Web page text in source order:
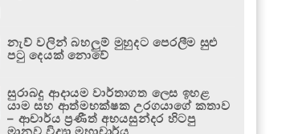
නැව් වලින් බහලුම් මුහුදට පෙරලීම සුළු
පටු දෙයක් නොවේ
සුරාබදු ආදායම වාර්තාගත ලෙස ඉහළ
යාම සහ ආත්මභක්ෂක උරගයාගේ කතාව
– ආචාර්ය ප්‍රණීත් අභයසුන්දර හිටපු